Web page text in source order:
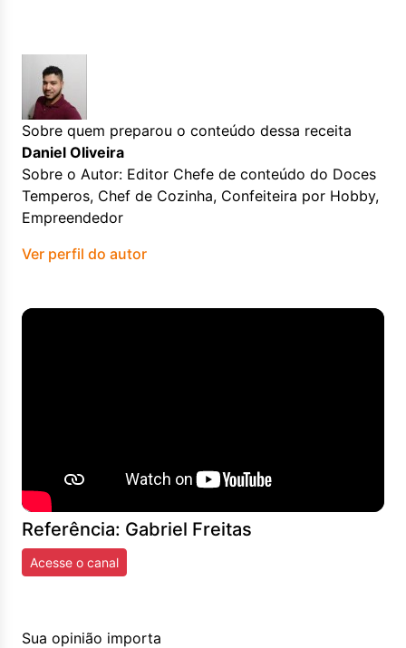
Sobre quem preparou o conteúdo dessa receita
Daniel Oliveira
Sobre o Autor: Editor Chefe de conteúdo do Doces
Temperos, Chef de Cozinha, Confeiteira por Hobby,
Empreendedor
Ver perfil do autor
Referência: Gabriel Freitas
Acesse o canal
Sua opinião importa